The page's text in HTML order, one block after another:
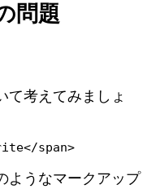
問題
て考えてみましょ
ようなマークアップ